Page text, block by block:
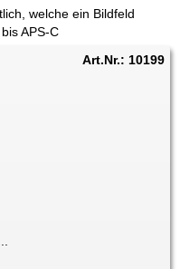
welche ein Bildfeld
APS-C
Art.Nr.: 10199